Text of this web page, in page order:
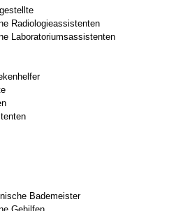
Radiologieassistenten
Laboratoriumsassistenten
Bademeister